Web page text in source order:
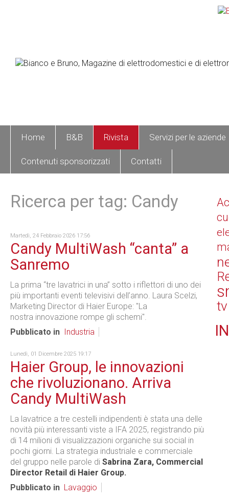
Home B&B Rivista Servizi per le aziende
Contenuti sponsorizzati Contatti
Ricerca per tag: Candy
Martedì, 24 Febbraio 2026 17:56
Candy MultiWash “canta” a
Sanremo
La prima “tre lavatrici in una” sotto i riflettori di uno dei
più importanti eventi televisivi dell’anno. Laura Scelzi,
Marketing Director di Haier Europe: "La
nostra innovazione rompe gli schemi".
Pubblicato in
Industria
Lunedì, 01 Dicembre 2025 19:17
Haier Group, le innovazioni
che rivoluzionano. Arriva
Candy MultiWash
La lavatrice a tre cestelli indipendenti è stata una delle
novità più interessanti viste a IFA 2025, registrando più
di 14 milioni di visualizzazioni organiche sui social in
pochi giorni. La strategia industriale e commerciale
del gruppo nelle parole di Sabrina Zara, Commercial
Director Retail di Haier Group.
Pubblicato in Lavaggio
tv
IN